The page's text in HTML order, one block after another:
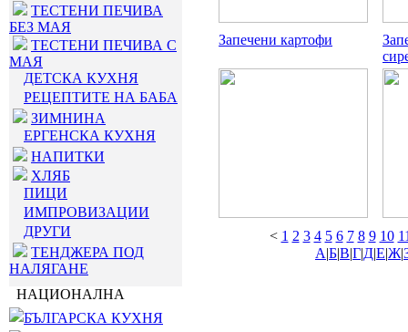
ТЕСТЕНИ ПЕЧИВА
БЕЗ МАЯ
ТЕСТЕНИ ПЕЧИВА С
МАЯ
ДЕТСКА КУХНЯ
РЕЦЕПТИТЕ НА БАБА
ЗИМНИНА
ЕРГЕНСКА КУХНЯ
НАПИТКИ
ХЛЯБ
ПИЦИ
ИМПРОВИЗАЦИИ
ДРУГИ
ТЕНДЖЕРА ПОД
НАЛЯГАНЕ
НАЦИОНАЛНА
БЪЛГАРСКА КУХНЯ
Запечени картофи
< 1 2 3 4 5 6 7 8 9 10
А|Б|В|Г|Д|Е|Ж|